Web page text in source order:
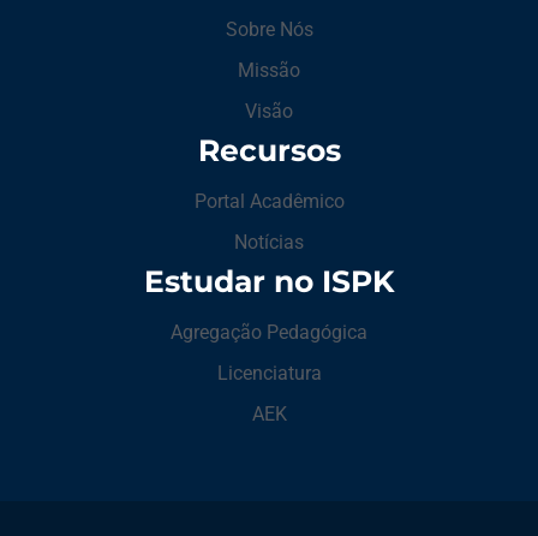
Sobre Nós
Missão
Visão
Recursos
Portal Acadêmico
Notícias
Estudar no ISPK
Agregação Pedagógica
Licenciatura
AEK